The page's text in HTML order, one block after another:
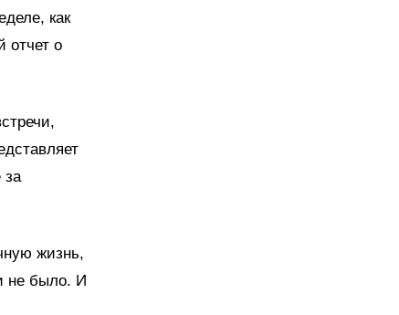
как
отчет о
за
жизнь,
не было. И